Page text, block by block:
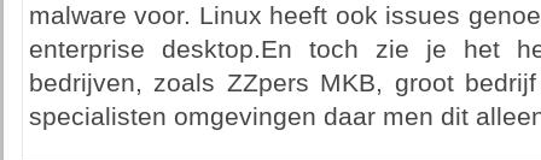
malware voor. Linux heeft ook issues
enterprise desktop.En toch zie je het
bedrijven, zoals ZZpers MKB, groot
specialisten omgevingen daar men dit